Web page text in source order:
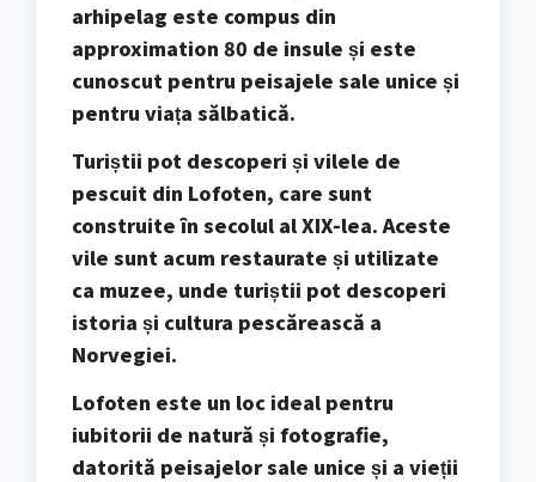
arhipelag este compus din
approximation 80 de insule și este
cunoscut pentru peisajele sale unice și
pentru viața sălbatică.
Turiștii pot descoperi și vilele de
pescuit din Lofoten, care sunt
construite în secolul al XIX-lea. Aceste
vile sunt acum restaurate și utilizate
ca muzee, unde turiștii pot descoperi
istoria și cultura pescărească a
Norvegiei.
Lofoten este un loc ideal pentru
iubitorii de natură și fotografie,
datorită peisajelor sale unice și a vieții